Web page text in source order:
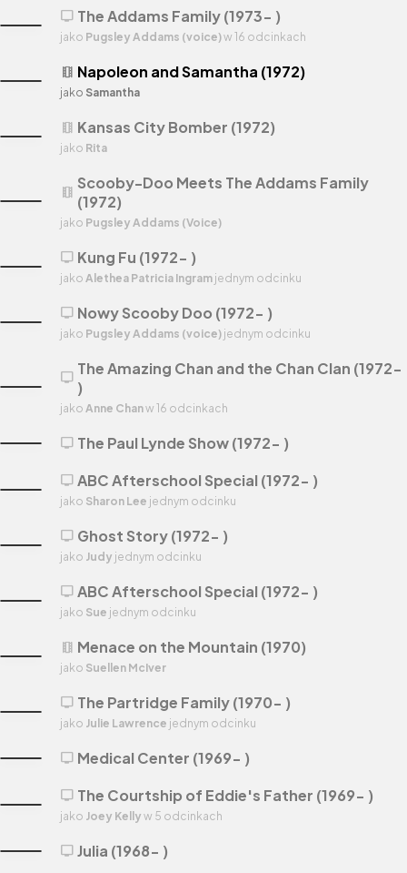
theaters Napoleon and Samantha (1972)
jako Samantha
theaters Kansas City Bomber (1972)
jako Rita
theaters Menace on the Mountain (1970)
jako Suellen McIver
theaters Scooby-Doo Meets The Addams Family
(1972)
jako Pugsley Addams (Voice)
tv Kung Fu (1972- )
jako Alethea Patricia Ingram jednym odcinku
tv Nowy Scooby Doo (1972- )
jako Pugsley Addams (voice) jednym odcinku
tv Medical Center (1969- )
tv Julia (1968- )
tv The Amazing Chan and the Chan Clan (1972-
)
jako Anne Chanw 16 odcinkach
tv The Paul Lynde Show (1972- )
tv ABC Afterschool Special (1972- )
jako Sharon Lee jednym odcinku
tv Ghost Story (1972- )
jako Judy jednym odcinku
tv The Addams Family (1973- )
jako Pugsley Addams (voice)w 16 odcinkach
tv ABC Afterschool Special (1972- )
jako Sue jednym odcinku
tv The Courtship of Eddie's Father (1969- )
jako Joey Kelly w 5 odcinkach
tv The Partridge Family (1970- )
jako Julie Lawrence jednym odcinku